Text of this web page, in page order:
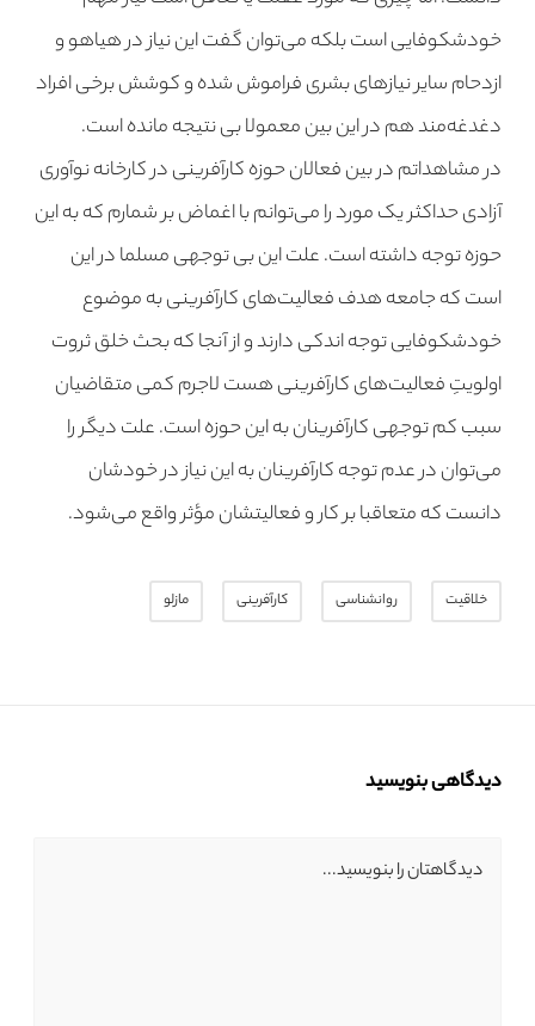
خودشکوفایی است بلکه می‌توان گفت این نیاز در هیاهو و
ازدحام سایر نیازهای بشری فراموش شده و کوشش برخی افراد
دغدغه‌مند هم در این بین معمولا بی نتیجه مانده است.
در مشاهداتم در بین فعالان حوزه کارآفرینی در کارخانه نوآوری
آزادی حداکثر یک مورد را می‌توانم با اغماض بر شمارم که به این
حوزه توجه داشته است. علت این بی توجهی مسلما در این
است که جامعه هدف فعالیت‌های کارآفرینی به موضوع
خودشکوفایی توجه اندکی دارند و از آنجا که بحث خلق ثروت
اولویتِ فعالیت‌های کارآفرینی هست لاجرم کمی متقاضیان
سبب کم توجهی کارآفرینان به این حوزه است. علت دیگر را
می‌توان در عدم توجه کارآفرینان به این نیاز در خودشان
دانست که متعاقبا بر کار و فعالیتشان مؤثر واقع می‌شود.
خلاقیت روانشناسی کارآفرینی مازلو
دیدگاهی بنویسید
دیدگاهتان را بنویسید...